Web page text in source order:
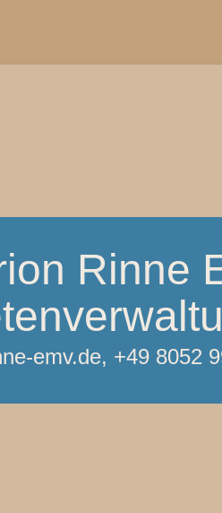
Rinne
emv.de, +49 8052